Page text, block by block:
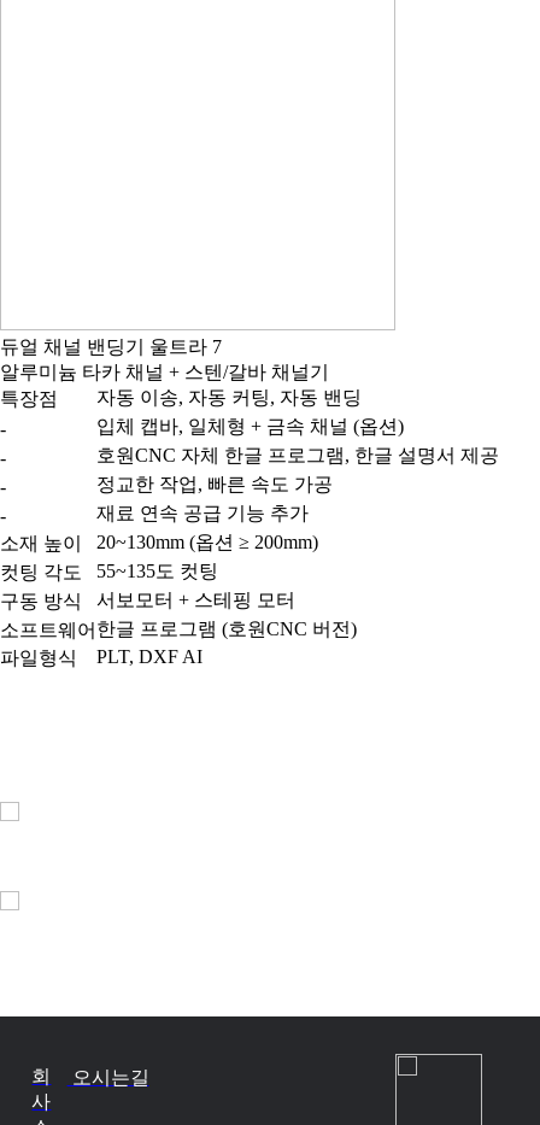
듀얼 채널 밴딩기 울트라 7
알루미늄 타카 채널 + 스텐/갈바 채널기
특장점
자동 이송, 자동 커팅, 자동 밴딩
-
입체 캡바, 일체형 + 금속 채널 (옵션)
-
호원CNC 자체 한글 프로그램, 한글 설명서 제공
-
정교한 작업, 빠른 속도 가공
-
재료 연속 공급 기능 추가
소재 높이
20~130mm (옵션 ≥ 200mm)
컷팅 각도
55~135도 컷팅
구동 방식
서보모터 + 스테핑 모터
소프트웨어 한글 프로그램 (호원CNC 버전)
파일형식
PLT, DXF AI
회
사
오시는길